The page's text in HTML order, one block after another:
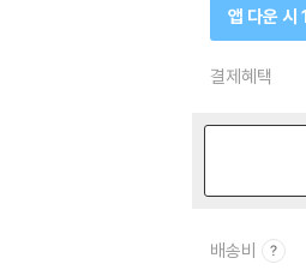
앱 다운 시
결제혜택
배송비